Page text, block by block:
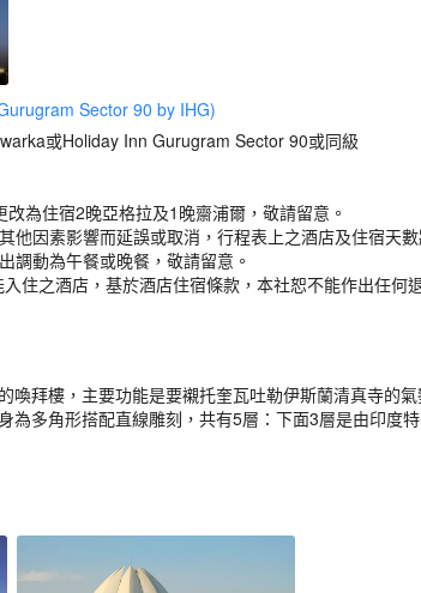
Sector 90 by IHG)
或Holiday Inn Gurugram Sector 90或同級
為住宿2晚亞格拉及1晚齋浦爾，敬請留意。
他因素影響而延誤或取消，行程表上之酒店及住宿天
調動為午餐或晚餐，敬請留意。
住之酒店，基於酒店住宿條款，本社恕不能作出任何
喚拜樓，主要功能是要襯托奎瓦吐勒伊斯蘭清真寺的
為多角形搭配直線雕刻，共有5層：下面3層是由印度